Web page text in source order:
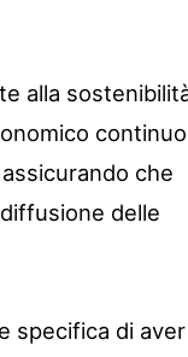
alla
continuo
che
delle
specifica di aver